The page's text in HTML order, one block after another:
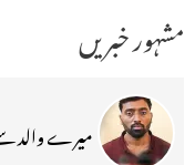
مشہور خبریں
میرے والد